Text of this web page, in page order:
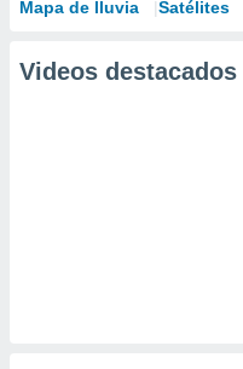
Mapa de lluvia Satélites
Videos destacados